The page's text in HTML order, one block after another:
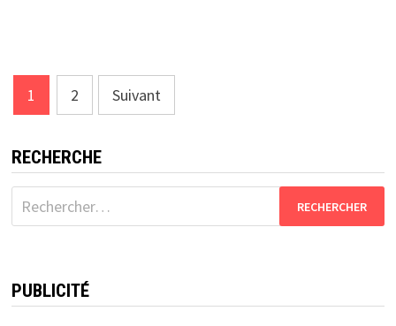
Pagination
des
publications
1 2 Suivant
RECHERCHE
Rechercher :
PUBLICITÉ